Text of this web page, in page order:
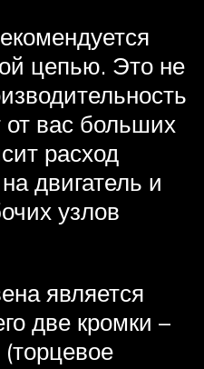
цепью. Это не
от вас больших
расход
двигатель и
узлов
является
две кромки –